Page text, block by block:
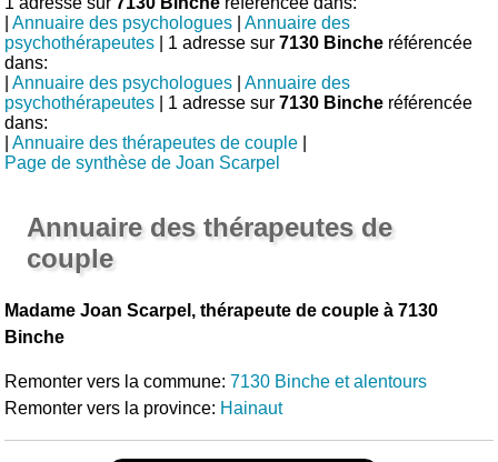
|Annuaire des psychologues |Annuaire des
psychothérapeutes | 1 adresse sur7130 Binche référencée
dans:
|Annuaire des psychologues |Annuaire des
psychothérapeutes | 1 adresse sur7130 Binche référencée
dans:
|Annuaire des thérapeutes de couple
Page de synthèse de Joan Scarpel
Annuaire des thérapeutes de
couple
Madame Joan Scarpel, thérapeute de couple à 7130
Binche
Remonter vers la commune:7130 Binche et alentours
Remonter vers la province: Hainaut